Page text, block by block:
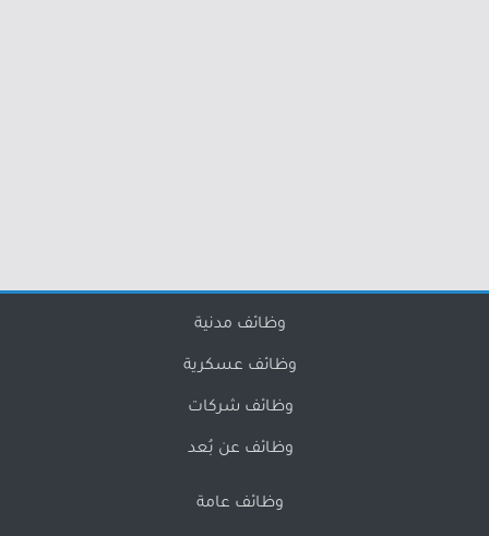
وظائف مدنية
وظائف عسكرية
وظائف شركات
وظائف عن بُعد
وظائف عامة